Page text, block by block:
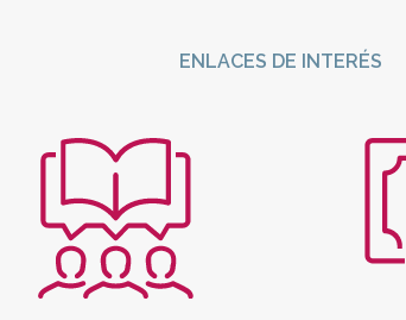
ENLACES DE INTERÉS